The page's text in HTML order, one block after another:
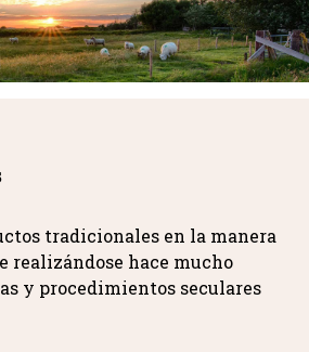
tradicionales en la manera
realizándose hace mucho
y procedimientos seculares